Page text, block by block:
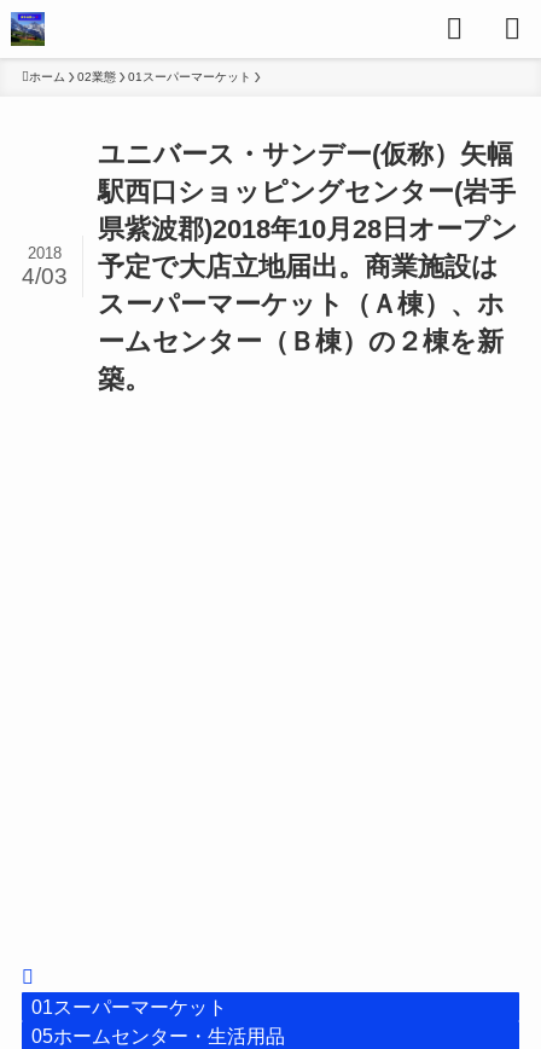
ホーム 02業態 01スーパーマーケット
ユニバース・サンデー(仮称）矢幅
駅西口ショッピングセンター(岩手
県紫波郡)2018年10月28日オープン
予定で大店立地届出。商業施設は
スーパーマーケット（Ａ棟）、ホ
ームセンター（Ｂ棟）の２棟を新
築。
2018
4/03
01スーパーマーケット
05ホームセンター・生活用品